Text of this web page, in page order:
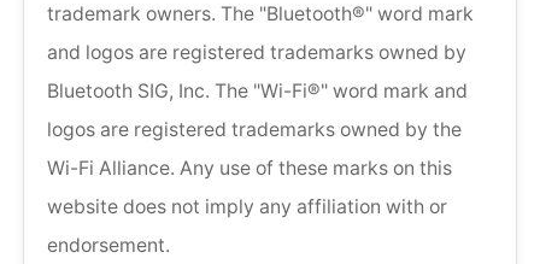
trademark owners. The "Bluetooth®" word mark
and logos are registered trademarks owned by
Bluetooth SIG, Inc. The "Wi-Fi®" word mark and
logos are registered trademarks owned by the
Wi-Fi Alliance. Any use of these marks on this
website does not imply any affiliation with or
endorsement.